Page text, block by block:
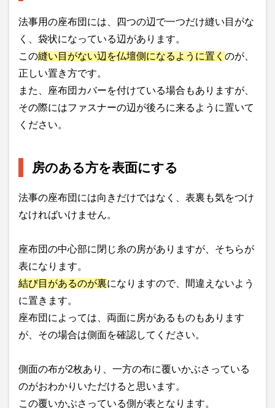
法事用の座布団には、四つの辺で一つだけ縫い目がな
く、袋状になっている辺があります。
この縫い目がない辺を仏壇側になるように置く のが、
正しい置き方です。
また、座布団カバーを付けている場合もありますが、
その際にはファスナーの辺が後ろに来るように置いて
ください。
房のある方を表面にする
法事の座布団には向きだけではなく、表裏も気をつけ
なければいけません。
座布団の中心部に閉じ糸の房がありますが、そちらが
表になります。
結び目があるのが裏になりますので、間違えないよう
に置きます。
座布団によっては、両面に房があるものもあります
が、その場合は側面を確認してください。
側面の布が2枚あり、一方の布に覆いかぶさっている
のがおわかりいただけると思います。
この覆いかぶさっている側が表となります。